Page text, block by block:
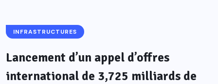
INFRASTRUCTURES
Lancement d’un appel d’offres
international de 3,725 milliards de